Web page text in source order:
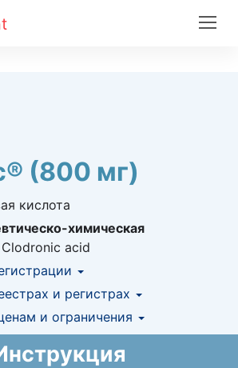
(800 мг)
кислота
химическая
Clodronic acid
в РК:№ РК-ЛС-5№014114
в РК:20.06.2019 -
и регистрах
в Казахстанский
формуляр лекарственных
и ограничения